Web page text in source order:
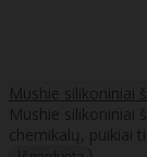
Mushie silikoniniai
Mushie silikoniniai
chemikalų, puikiai